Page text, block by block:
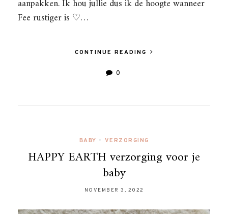
aanpakken. Ik hou jullie dus ik de hoogte wanneer
Fee rustiger is ♡…
CONTINUE READING
0
BABY • VERZORGING
HAPPY EARTH verzorging voor je
baby
NOVEMBER 3, 2022